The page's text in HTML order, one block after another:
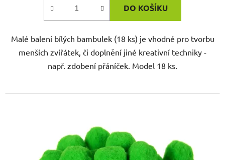
DO KOŠÍKU
Malé balení bílých bambulek (18 ks) je vhodné pro tvorbu
menších zvířátek, či doplnění jiné kreativní techniky -
např. zdobení přáníček. Model 18 ks.